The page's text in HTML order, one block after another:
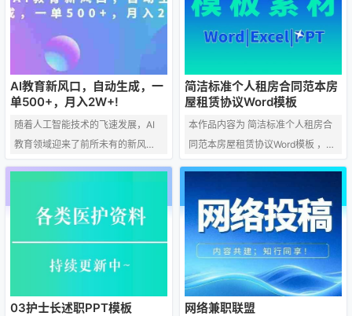
AI教育新风口，自动生成，一
单500+，月入2W+!
随着人工智能技术的飞速发展，AI
教育领域迎来了前所未有的新风
大的便利。本文将探讨AI教育自动
生成内容的潜力，以及它如何帮助
从业者实现月入2W+的收入。 一、
学习体验：AI技术可以根据学生的
简洁标准个人租房合同范本房
屋租赁协议Word模板
本作品内容为 简洁标准个人租房合
同范本房屋租赁协议Word模板 ，格
件 打开，作品中的文字与图均可以
修改和编辑，图片更改请在作品中
右键图片并更换，文字修改请直接
点击文字进行修改，也可以新增和
删除作品中的内容。 该模板来自用
户分享，如有侵权行为请联系网站
03护士长述职PPT模板 网络兼职联盟